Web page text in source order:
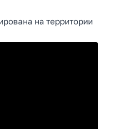
на территории